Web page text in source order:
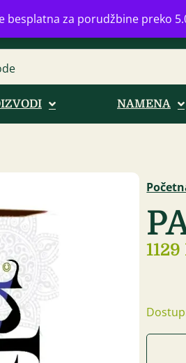
besplatna za porudžbine preko
+381
NAMENA
1129